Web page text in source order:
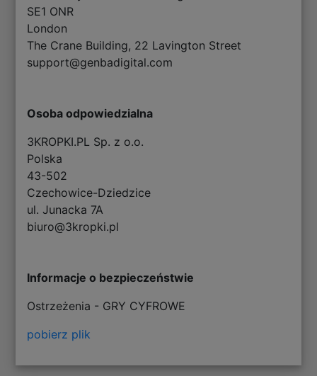
SE1 ONR
London
The Crane Building, 22 Lavington Street
support@genbadigital.com
Osoba odpowiedzialna
3KROPKI.PL Sp. z o.o.
Polska
43-502
Czechowice-Dziedzice
ul. Junacka 7A
biuro@3kropki.pl
Informacje o bezpieczeństwie
Ostrzeżenia - GRY CYFROWE
pobierz plik